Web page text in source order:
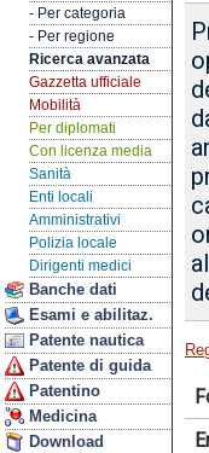
- Per categoria
- Per regione
Ricerca avanzata
Gazzetta ufficiale
Mobilità
Per diplomati
Con licenza media
Sanità
Enti locali
Amministrativi
Polizia locale
Dirigenti medici
Banche dati
Esami e abilitaz.
Patente nautica
Patente di guida
Patentino
Medicina
Download